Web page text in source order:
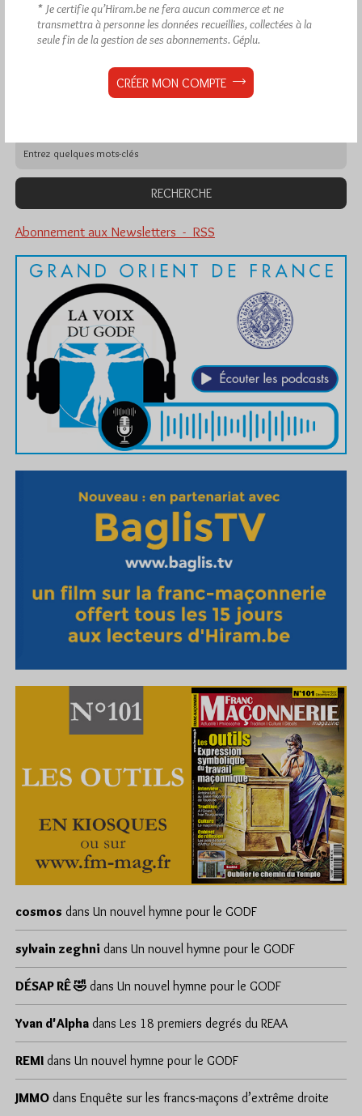
Hier vendredi 7 août 2026, Hiram.be a reçu1 864
visiteset3 133 pagesont été lues (Source :
Pirsch.io)
Plus d’informations
Abonnement aux Newsletters - RSS
cosmos dans Un nouvel hymne pour le GODF
sylvain zeghni dans Un nouvel hymne pour le GODF
DÉSAP RÊ 🤣 dans Un nouvel hymne pour le GODF
Yvan d'Alpha dans Les 18 premiers degrés du REAA
REMI dans Un nouvel hymne pour le GODF
JMMO dans Enquête sur les francs-maçons d’extrême droite
* Je certifie qu’Hiram.be ne fera aucun commerce et ne
transmettra à personne les données recueillies, collectées à la
seule fin de la gestion de ses abonnements. Géplu.
CRÉER MON COMPTE